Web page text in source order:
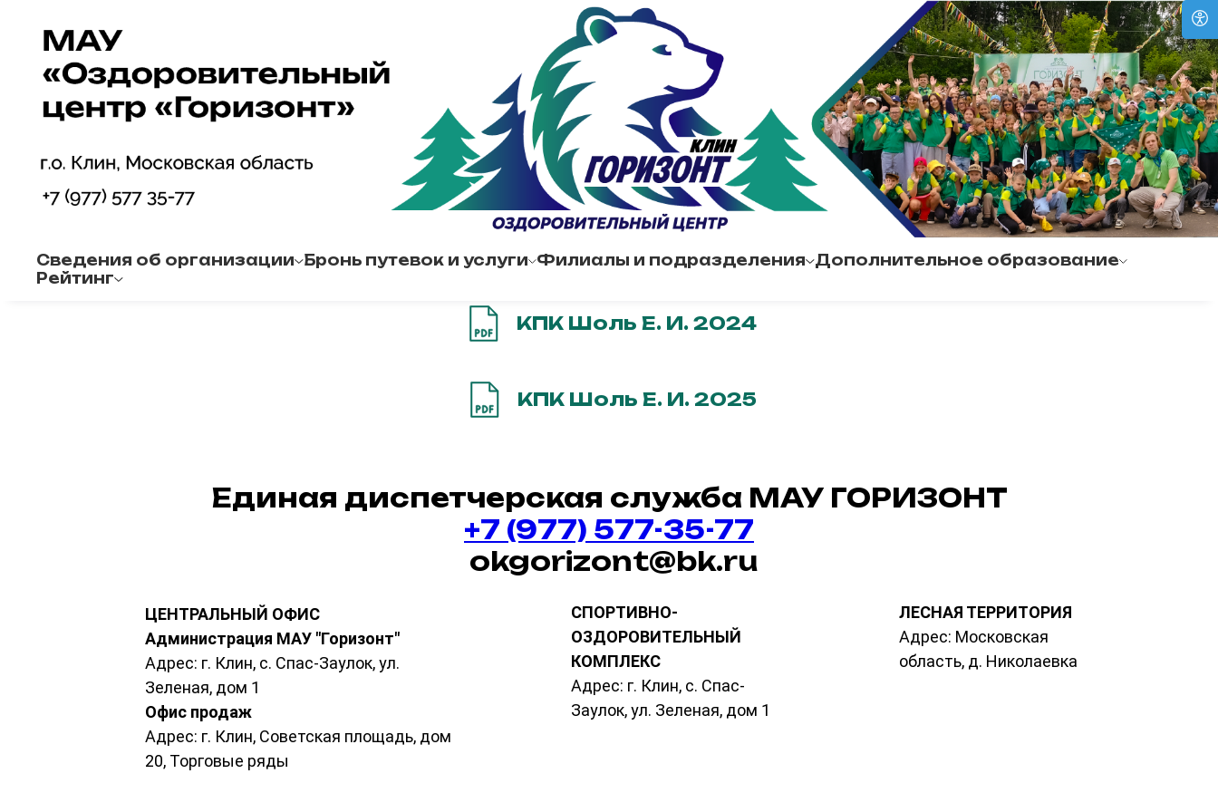
Сведения об организации Бронь путевок и услуги Филиалы и подразделения Дополнительное образование
Рейтинг
КПК Шоль Е. И. 2024
КПК Шоль Е. И. 2025
okgorizont@bk.ru
ЦЕНТРАЛЬНЫЙ ОФИС
Администрация МАУ "Горизонт"
Адрес: г. Клин, с. Спас-Заулок, ул.
Зеленая, дом 1
Офис продаж
Адрес: г. Клин, Советская площадь, дом
20, Торговые ряды
СПОРТИВНО-
ОЗДОРОВИТЕЛЬНЫЙ
КОМПЛЕКС
Адрес: г. Клин, с. Спас-
Заулок, ул. Зеленая, дом 1
ЛЕСНАЯ ТЕРРИТОРИЯ
Адрес: Московская
область, д. Николаевка
Единая диспетчерская служба МАУ ГОРИЗОНТ
+7 (977) 577-35-77